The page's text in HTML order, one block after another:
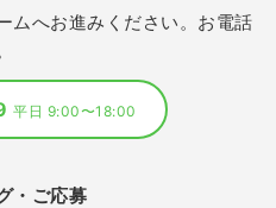
ムへお進みください。お電話
平日 9:00〜18:00
・ご応募